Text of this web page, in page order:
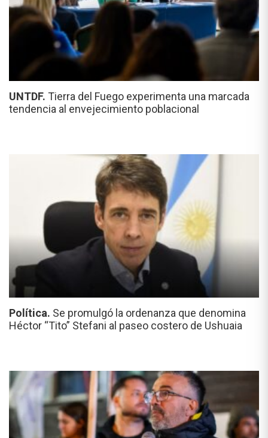
UNTDF. Tierra del Fuego experimenta una marcada
tendencia al envejecimiento poblacional
Política. Se promulgó la ordenanza que denomina
Héctor “Tito” Stefani al paseo costero de Ushuaia